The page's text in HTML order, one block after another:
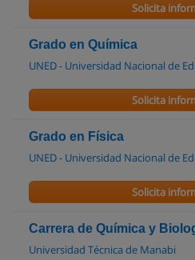
Solicita
Grado en Química
UNED - Universidad Nacional de
Solicita
Grado en Física
UNED - Universidad Nacional de
Solicita
Carrera de Química y
Universidad Técnica de Manabi